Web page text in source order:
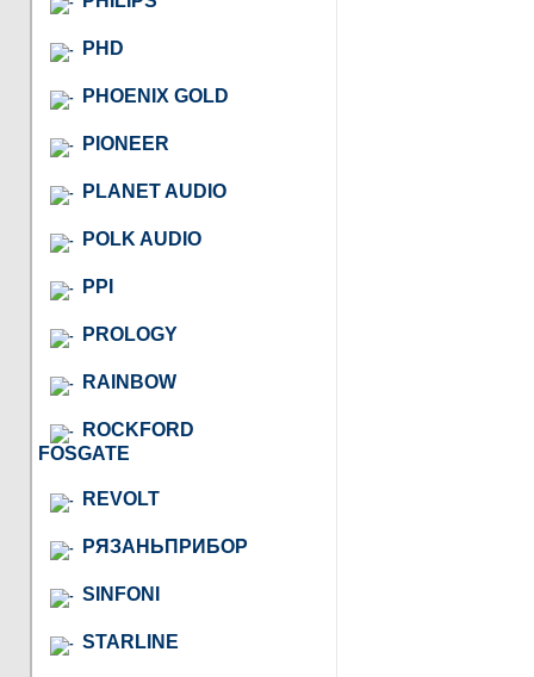
PHD
PHOENIX GOLD
PIONEER
PLANET AUDIO
POLK AUDIO
PPI
PROLOGY
RAINBOW
ROCKFORD
FOSGATE
REVOLT
РЯЗАНЬПРИБОР
SINFONI
STARLINE